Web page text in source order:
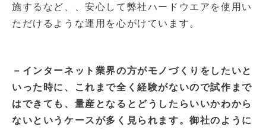
施するなど、、安心して弊社ハードウエアを使用い
ただけるような運用を心がけています。
－インターネット業界の方がモノづくりをしたいと
いった時に、これまで全く経験がないので試作まで
はできても、量産となるとどうしたらいいかわから
ないというケースが多く見られます。御社のように